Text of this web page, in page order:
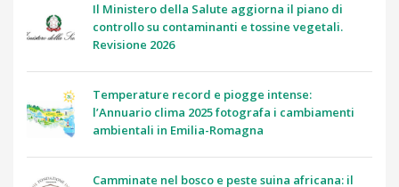
Il Ministero della Salute aggiorna il piano di
controllo su contaminanti e tossine vegetali.
Revisione 2026
Temperature record e piogge intense:
l’Annuario clima 2025 fotografa i cambiamenti
ambientali in Emilia-Romagna
Camminate nel bosco e peste suina africana: il